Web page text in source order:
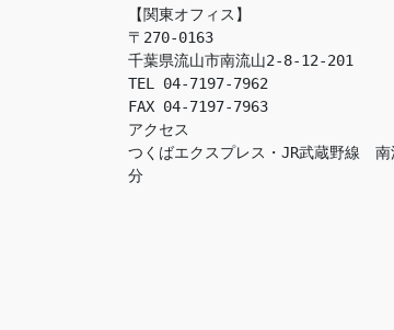
【関東オフィス】
〒270-0163
千葉県流山市南流山2-8-12-201
TEL 04-7197-7962
FAX 04-7197-7963
アクセス
つくばエクスプレス・JR武蔵野線　
分